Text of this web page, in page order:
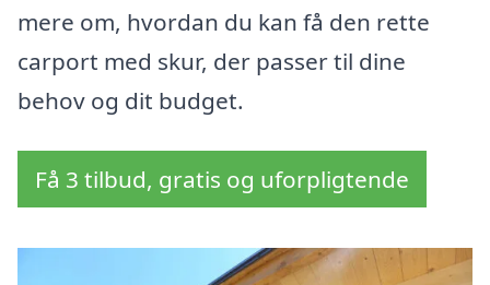
mere om, hvordan du kan få den rette
carport med skur, der passer til dine
behov og dit budget.
Få 3 tilbud, gratis og uforpligtende